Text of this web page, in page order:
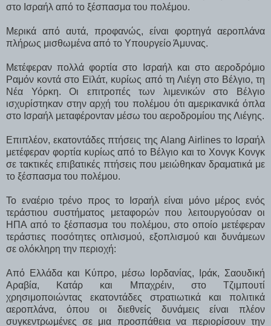
στο Ισραήλ από το ξέσπασμα του πολέμου.
Μερικά από αυτά, προφανώς, είναι φορτηγά αεροπλάνα
πλήρως μισθωμένα από το Υπουργείο Άμυνας.
Μετέφεραν πολλά φορτία στο Ισραήλ και στο αεροδρόμιο
Ραμόν κοντά στο Εϊλάτ, κυρίως από τη Λιέγη στο Βέλγιο, τη
Νέα Υόρκη. Οι επιτροπές των λιμενικών στο Βέλγιο
ισχυρίστηκαν στην αρχή του πολέμου ότι αμερικανικά όπλα
στο Ισραήλ μεταφέρονταν μέσω του αεροδρομίου της Λιέγης.
Επιπλέον, εκατοντάδες πτήσεις της Alang Airlines το Ισραήλ
μετέφεραν φορτία κυρίως από το Βέλγιο και το Χονγκ Κονγκ
σε τακτικές επιβατικές πτήσεις που μειώθηκαν δραματικά με
το ξέσπασμα του πολέμου.
Το εναέριο τρένο προς το Ισραήλ είναι μόνο μέρος ενός
τεράστιου συστήματος μεταφορών που λειτουργούσαν οι
ΗΠΑ από το ξέσπασμα του πολέμου, στο οποίο μετέφεραν
τεράστιες ποσότητες οπλισμού, εξοπλισμού και δυνάμεων
σε ολόκληρη την περιοχή:
Από Ελλάδα και Κύπρο, μέσω Ιορδανίας, Ιράκ, Σαουδική
Αραβία, Κατάρ και Μπαχρέιν, στο Τζιμπουτί
χρησιμοποιώντας εκατοντάδες στρατιωτικά και πολιτικά
αεροπλάνα, όπου οι διεθνείς δυνάμεις είναι πλέον
συγκεντρωμένες σε μια προσπάθεια να περιορίσουν την